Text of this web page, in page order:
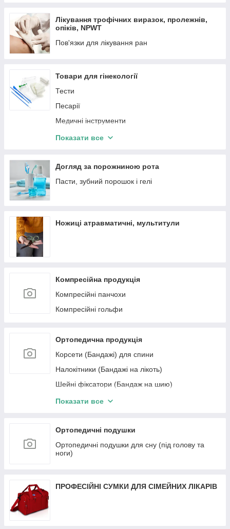
Лікування трофічних виразок, пролежнів,
опіків, NPWT
Пов'язки для лікування ран
Товари для гінекології
Тести
Песарії
Медичні інструменти
Тести на виявлення наркотиків та інфекцій
Показати все
Догляд за порожниною рота
Пасти, зубний порошок і гелі
Ножиці атравматичні, мультитули
Компресійна продукція
Компресійні панчохи
Компресійні гольфи
Ортопедична продукція
Корсети (Бандажі) для спини
Налокітники (Бандажі на лікоть)
Шейні фіксатори (Бандаж на шию)
Шини для пальців
Вальгусні бандажі
Бандажі на тазостегновий суглоб (грижеві,
родові)
Бандажі для плеча
Показати все
Ортопедичні подушки
Ортопедичні подушки для сну (під голову та
ноги)
ПРОФЕСІЙНІ СУМКИ ДЛЯ СІМЕЙНИХ ЛІКАРІВ